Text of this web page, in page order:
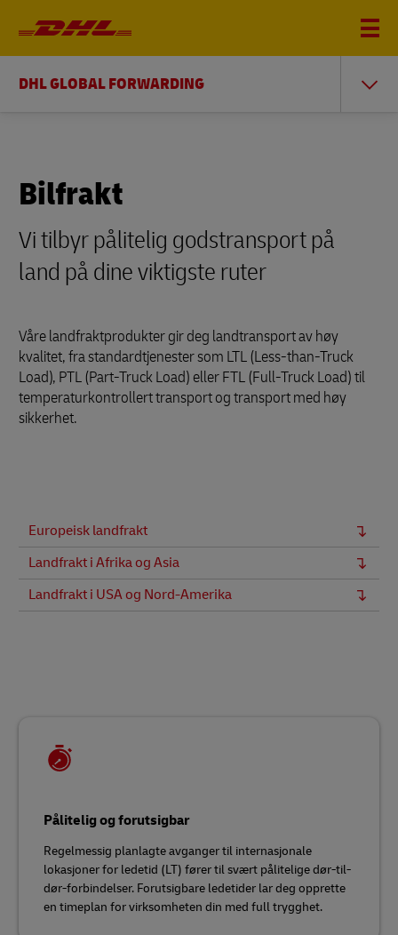
DHL GLOBAL FORWARDING
Bilfrakt
Vi tilbyr pålitelig godstransport på
land på dine viktigste ruter
Våre landfraktprodukter gir deg landtransport av høy
kvalitet, fra standardtjenester som LTL (Less-than-Truck
Load), PTL (Part-Truck Load) eller FTL (Full-Truck Load) til
temperaturkontrollert transport og transport med høy
sikkerhet.
Europeisk landfrakt
Landfrakt i Afrika og Asia
Landfrakt i USA og Nord-Amerika
Pålitelig og forutsigbar
Regelmessig planlagte avganger til internasjonale
lokasjoner for ledetid (LT) fører til svært pålitelige dør-til-
dør-forbindelser. Forutsigbare ledetider lar deg opprette
en timeplan for virksomheten din med full trygghet.